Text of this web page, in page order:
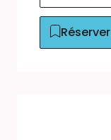
Réserver